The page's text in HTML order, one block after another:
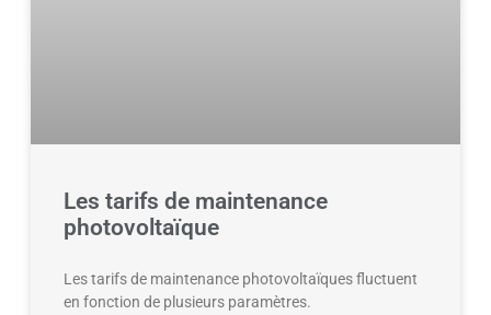
Les tarifs de maintenance
photovoltaïque
Les tarifs de maintenance photovoltaïques fluctuent
en fonction de plusieurs paramètres.